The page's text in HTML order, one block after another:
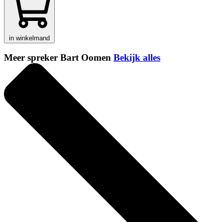
in winkelmand
Meer spreker Bart Oomen Bekijk alles